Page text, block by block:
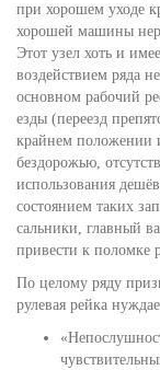
при хорошем уходе
хорошей машины
Этот узел хоть и
воздействием ряда
основном рабочий
езды (переезд
крайнем положении
бездорожью,
использования
состоянием таких
сальники, главный
привести к поломке
По целому ряду
рулевая рейка